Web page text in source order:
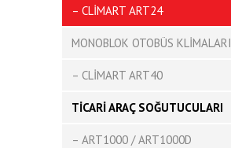
– CLİMART ART24
MONOBLOK OTOBÜS KLİMALARI
– CLİMART ART40
TİCARİ ARAÇ SOĞUTUCULARI
– ART1000 / ART1000D